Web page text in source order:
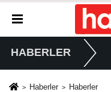
HABERLER
Haberler Haberler